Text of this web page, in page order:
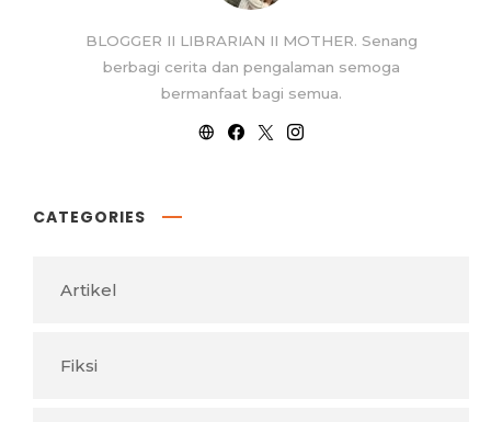
BLOGGER II LIBRARIAN II MOTHER. Senang
berbagi cerita dan pengalaman semoga
bermanfaat bagi semua.
CATEGORIES
Artikel
Fiksi